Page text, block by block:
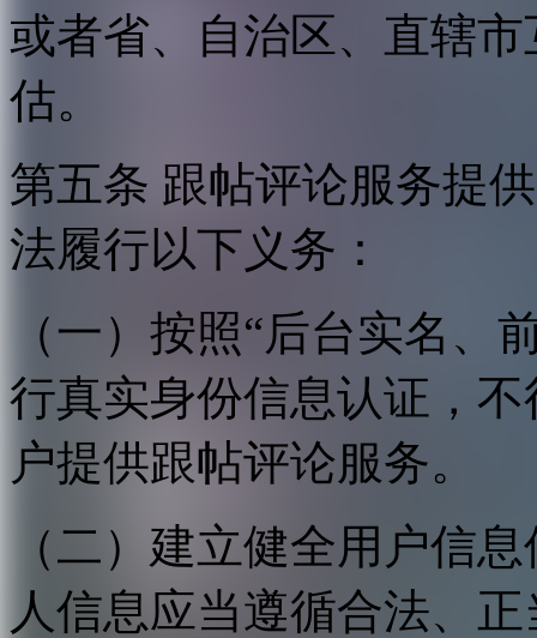
或者省、自治区、直辖
估。
第五条 跟帖评论服务提
法履行以下义务：
（一）按照“后台实名、
行真实身份信息认证，
户提供跟帖评论服务。
（二）建立健全用户信
人信息应当遵循合法、